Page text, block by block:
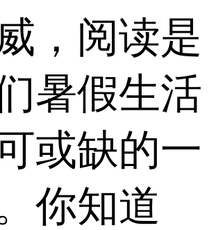
，阅读是
暑假生活
或缺的一
你知道